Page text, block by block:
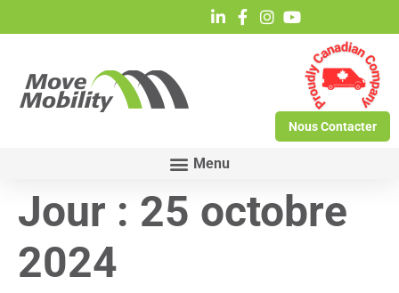
Nous Contacter
Jour : 25 octobre
2024